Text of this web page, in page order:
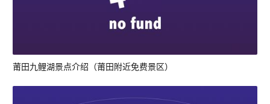
莆田九鲤湖景点介绍（莆田附近免费景区）